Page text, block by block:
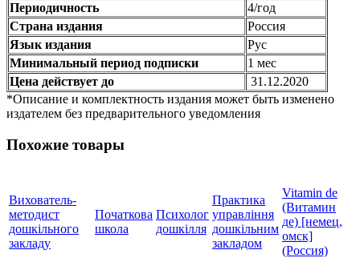
Периодичность
4/год
Страна издания
Россия
Язык издания
Рус
Минимальный период подписки
1 мес
Цена действует до
31.12.2020
*Описание и комплектность издания может быть изменено
издателем без предварительного уведомления
Похожие товары
Вихователь-
методист
дошкільного
закладу
Початкова
школа
Психолог
дошкілля
Практика
управління
дошкільним
закладом
Vitamin de
(Витамин
де) [немец,
омск]
(Россия)